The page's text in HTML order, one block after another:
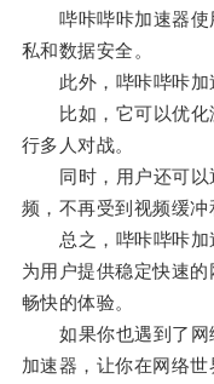
哔咔哔咔加速器使
私和数据安全。
此外，哔咔哔咔加
比如，它可以优化
行多人对战。
同时，用户还可以
频，不再受到视频缓冲
总之，哔咔哔咔加
为用户提供稳定快速
畅快的体验。
如果你也遇到了网
加速器，让你在网络世